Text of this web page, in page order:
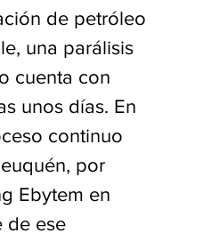
de petróleo
una parálisis
cuenta con
unos días. En
continuo
por
Ebytem en
de ese